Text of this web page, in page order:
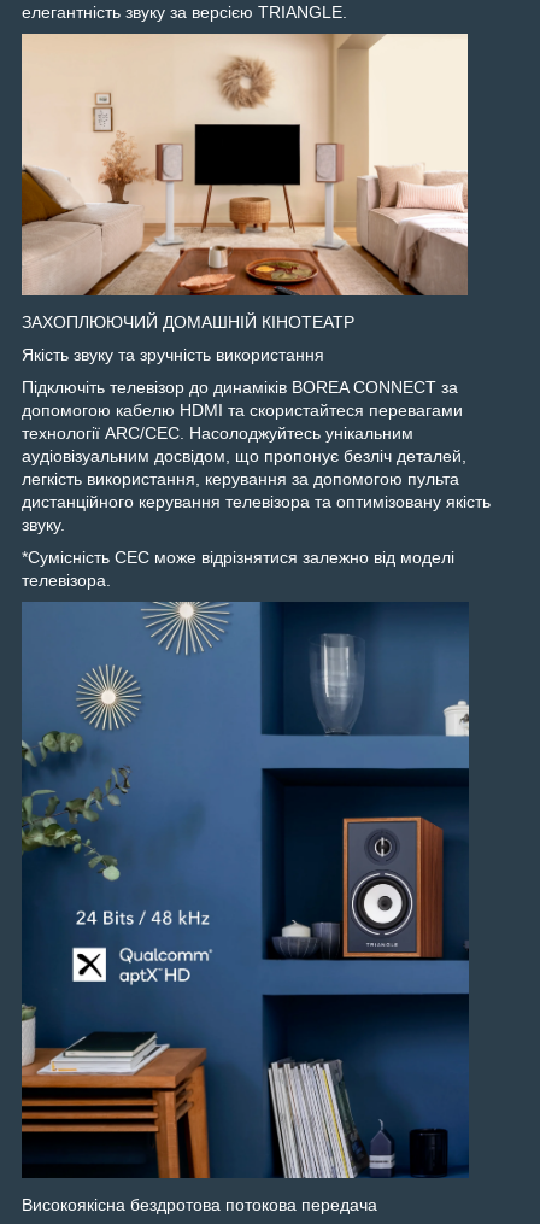
елегантність звуку за версією TRIANGLE.
ЗАХОПЛЮЮЧИЙ ДОМАШНІЙ КІНОТЕАТР
Якість звуку та зручність використання
Підключіть телевізор до динаміків BOREA CONNECT за
допомогою кабелю HDMI та скористайтеся перевагами
технології ARC/CEC. Насолоджуйтесь унікальним
аудіовізуальним досвідом, що пропонує безліч деталей,
легкість використання, керування за допомогою пульта
дистанційного керування телевізора та оптимізовану якість
звуку.
*Сумісність CEC може відрізнятися залежно від моделі
телевізора.
Високоякісна бездротова потокова передача